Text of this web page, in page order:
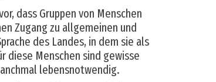
dass Gruppen von Menschen
Zugang zu allgemeinen und
des Landes, in dem sie als
diese Menschen sind gewisse
lebensnotwendig.